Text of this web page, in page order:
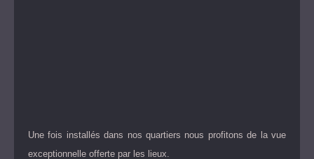
Une fois installés dans nos quartiers nous profitons de la vue
exceptionnelle offerte par les lieux.